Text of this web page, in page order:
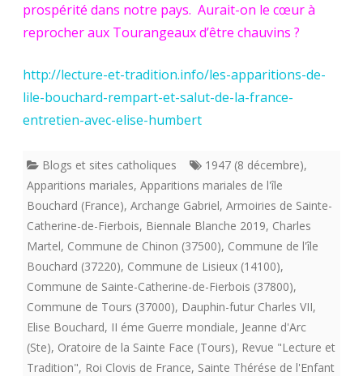
prospérité dans notre pays. Aurait-on le cœur à
reprocher aux Tourangeaux d’être chauvins ?
http://lecture-et-tradition.info/les-apparitions-de-
lile-bouchard-rempart-et-salut-de-la-france-
entretien-avec-elise-humbert
Blogs et sites catholiques 1947 (8 décembre),
Apparitions mariales, Apparitions mariales de l'île
Bouchard (France), Archange Gabriel, Armoiries de Sainte-
Catherine-de-Fierbois, Biennale Blanche 2019, Charles
Martel, Commune de Chinon (37500), Commune de l'île
Bouchard (37220), Commune de Lisieux (14100),
Commune de Sainte-Catherine-de-Fierbois (37800),
Commune de Tours (37000), Dauphin-futur Charles VII,
Elise Bouchard, II éme Guerre mondiale, Jeanne d'Arc
(Ste), Oratoire de la Sainte Face (Tours), Revue "Lecture et
Tradition", Roi Clovis de France, Sainte Thérése de l'Enfant